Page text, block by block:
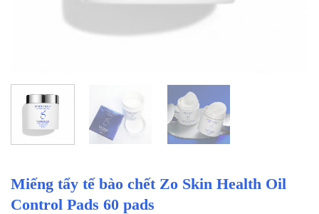
Miếng tẩy tế bào chết Zo Skin Health Oil
Control Pads 60 pads